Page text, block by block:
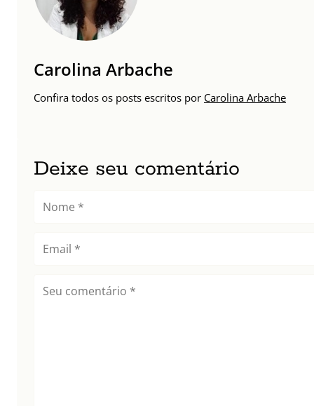
Carolina Arbache
Confira todos os posts escritos por Carolina Arbache
Deixe seu comentário